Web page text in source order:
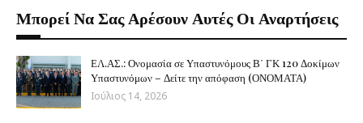
Μπορεί Να Σας Αρέσουν Αυτές Οι Αναρτήσεις
ΕΛ.ΑΣ.: Ονομασία σε Υπαστυνόμους Β΄ ΓΚ 120 Δοκίμων
Υπαστυνόμων – Δείτε την απόφαση (ΟΝΟΜΑΤΑ)
Ιούλιος 14, 2026